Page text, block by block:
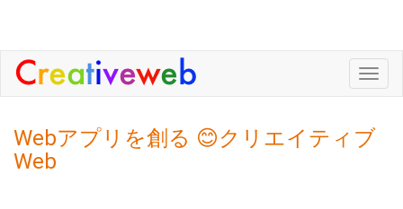
Webアプリを創る 😊クリエイティブ
Web